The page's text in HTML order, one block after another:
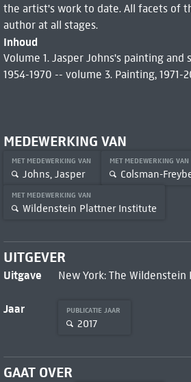
the artist's work to date. All facets of
author at all stages.
Inhoud
Volume 1. Jasper Johns's painting
1954-1970 -- volume 3. Painting,
MEDEWERKING VAN
MET MEDEWERKING VAN
Johns, Jasper
MET MEDEWERKING VAN
Colsman-
MET MEDEWERKING VAN
Wildenstein Plattner Institute
UITGEVER
Uitgave New York: The
Jaar PUBLICATIE JAAR
2017
GAAT OVER